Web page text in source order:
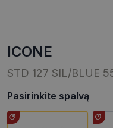
ICONE
STD 127 SIL/BLUE
Pasirinkite spalvą